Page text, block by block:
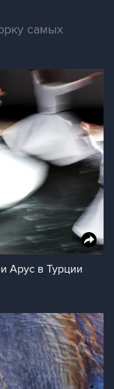
самых
Арус в Турции